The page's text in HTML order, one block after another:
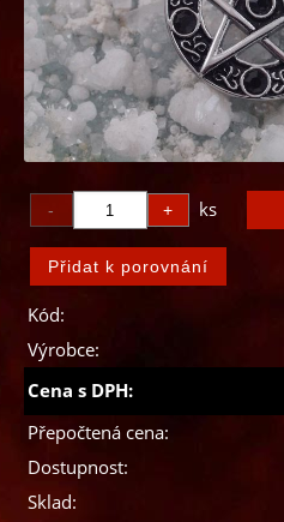
ks
Kód:
Výrobce:
Cena s DPH:
Přepočtená cena:
Dostupnost:
Sklad: